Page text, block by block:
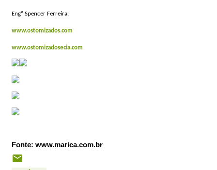
Engº Spencer Ferreira.
www.ostomizados.com
www.ostomizadosecia.com
Fonte: www.marica.com.br